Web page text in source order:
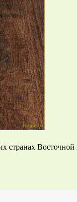
Восточной